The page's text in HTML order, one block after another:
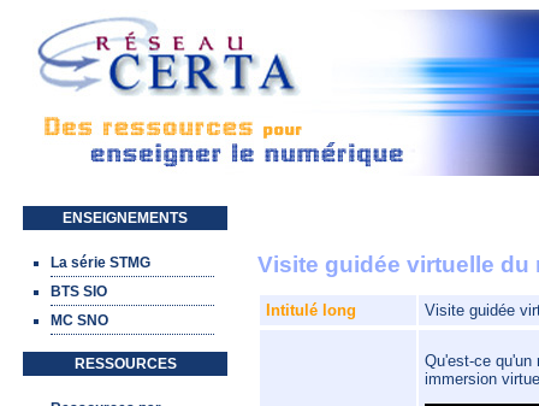
Aller au contenu principal
ENSEIGNEMENTS
La série STMG
BTS SIO
MC SNO
RESSOURCES
Visite guidée virtuelle du
Intitulé long Visite guidée
Qu'est-ce qu'un
immersion